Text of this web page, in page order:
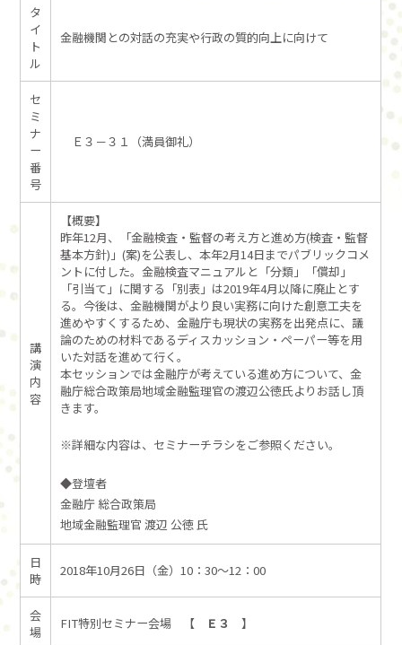
タ
イ
ト
ル
金融機関との対話の充実や行政の質的向上に向けて
セ
ミ
ナ
ー
番
号
Ｅ３－３１（満員御礼）
講
演
内
容
【概要】
昨年12月、「金融検査・監督の考え方と進め方(検査・監督
基本方針)」(案)を公表し、本年2月14日までパブリックコメ
ントに付した。金融検査マニュアルと「分類」「償却」
「引当て」に関する「別表」は2019年4月以降に廃止とす
る。今後は、金融機関がより良い実務に向けた創意工夫を
進めやすくするため、金融庁も現状の実務を出発点に、議
論のための材料であるディスカッション・ペーパー等を用
いた対話を進めて行く。
本セッションでは金融庁が考えている進め方について、金
融庁総合政策局地域金融監理官の渡辺公徳氏よりお話し頂
きます。
※詳細な内容は、セミナーチラシをご参照ください。
◆登壇者
金融庁 総合政策局
地域金融監理官 渡辺 公徳 氏
日
時
2018年10月26日（金）10：30～12：00
会
場
FIT特別セミナー会場 【 Ｅ３ 】